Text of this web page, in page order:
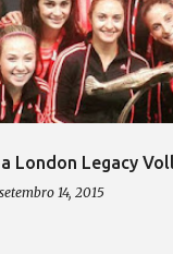
a London Legacy
setembro 14, 2015